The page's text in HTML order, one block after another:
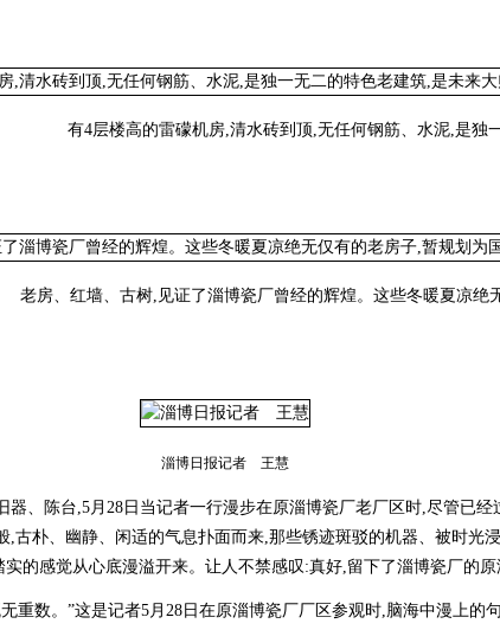
,清水砖到顶,无任何钢筋、水泥,是独一无二
了淄博瓷厂曾经的辉煌。这些冬暖夏凉绝无仅有
淄博日报记者 王慧
陈台,5月28日当记者一行漫步在原淄博瓷厂老厂区时,尽管已经
,古朴、幽静、闲适的气息扑面而来,那些锈迹斑驳的机器、被时光
的感觉从心底漫溢开来。让人不禁感叹:真好,留下了淄博瓷厂的原
数。”这是记者5月28日在原淄博瓷厂厂区参观时,脑海中漫上的